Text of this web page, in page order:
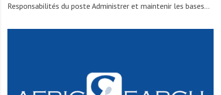
Responsabilités du poste Administrer et maintenir les bases…